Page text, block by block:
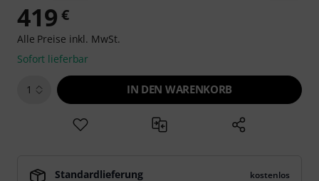
419 €
Alle Preise inkl. MwSt.
Sofort lieferbar
1 IN DEN WARENKORB
Standardlieferung
kostenlos